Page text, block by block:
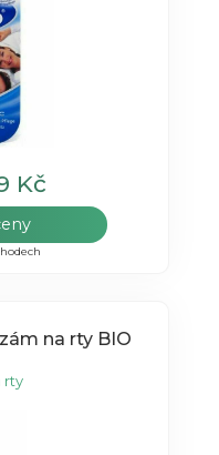
Kč
na rty BIO
rty